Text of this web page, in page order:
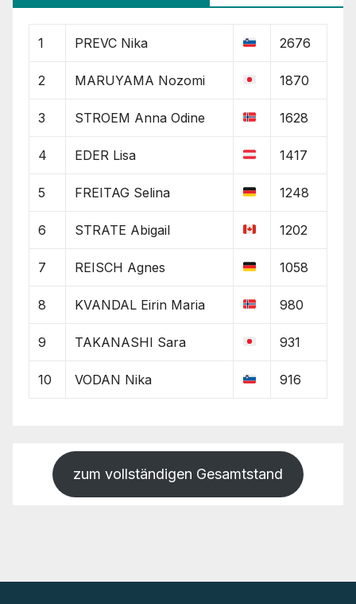
1 PREVC Nika 2676
2 MARUYAMA Nozomi 1870
3 STROEM Anna Odine 1628
4 EDER Lisa 1417
5 FREITAG Selina 1248
6 STRATE Abigail 1202
7 REISCH Agnes 1058
8 KVANDAL Eirin Maria 980
9 TAKANASHI Sara 931
10 VODAN Nika 916
zum vollständigen Gesamtstand